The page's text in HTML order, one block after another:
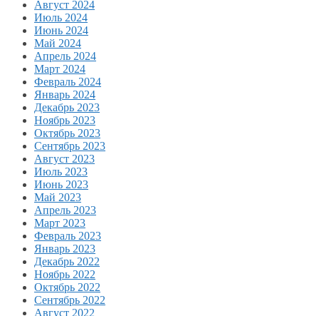
Август 2024
Июль 2024
Июнь 2024
Май 2024
Апрель 2024
Март 2024
Февраль 2024
Январь 2024
Декабрь 2023
Ноябрь 2023
Октябрь 2023
Сентябрь 2023
Август 2023
Июль 2023
Июнь 2023
Май 2023
Апрель 2023
Март 2023
Февраль 2023
Январь 2023
Декабрь 2022
Ноябрь 2022
Октябрь 2022
Сентябрь 2022
Август 2022